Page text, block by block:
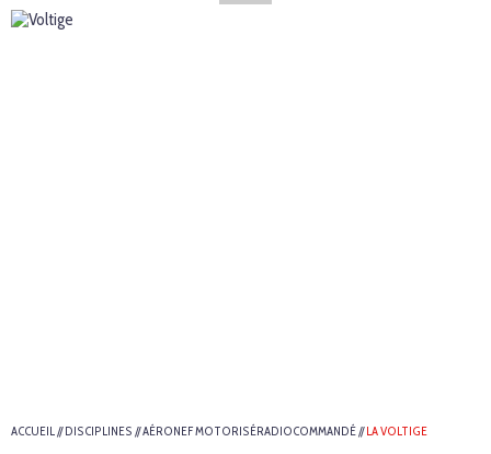
ACCUEIL//DISCIPLINES //AÉRONEF MOTORISÉRADIOCOMMANDÉ//LA VOLTIGE